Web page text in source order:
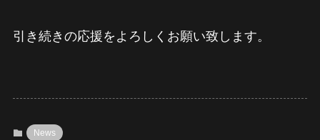
引き続きの応援をよろしくお願い致します。
News